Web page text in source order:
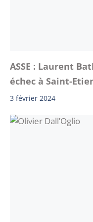
ASSE : Laurent
échec à Saint-
3 février 2024